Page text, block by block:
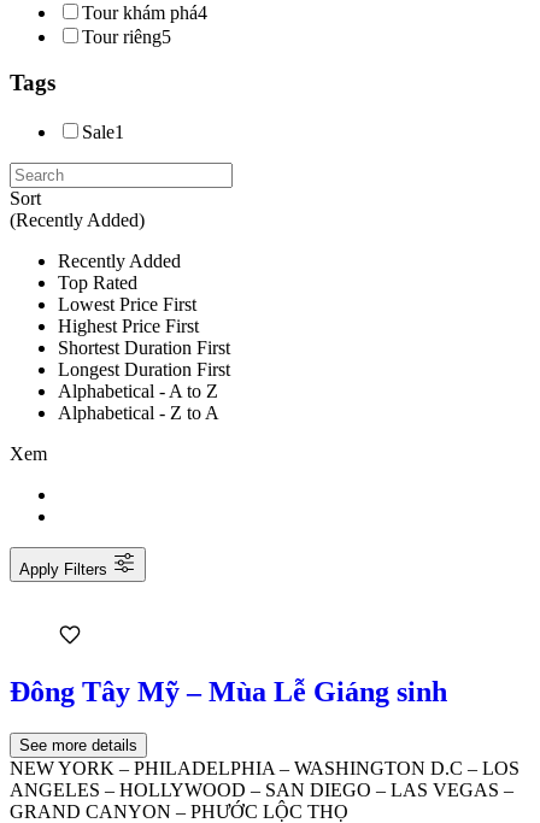
Tour khám phá4
Tour riêng5
Tags
Sale1
Sort
(Recently Added)
Recently Added
Top Rated
Lowest Price First
Highest Price First
Shortest Duration First
Longest Duration First
Alphabetical - A to Z
Alphabetical - Z to A
Xem
Apply Filters
Đông Tây Mỹ – Mùa Lễ Giáng sinh
See more details
NEW YORK – PHILADELPHIA – WASHINGTON D.C – LOS
ANGELES – HOLLYWOOD – SAN DIEGO – LAS VEGAS –
GRAND CANYON – PHƯỚC LỘC THỌ